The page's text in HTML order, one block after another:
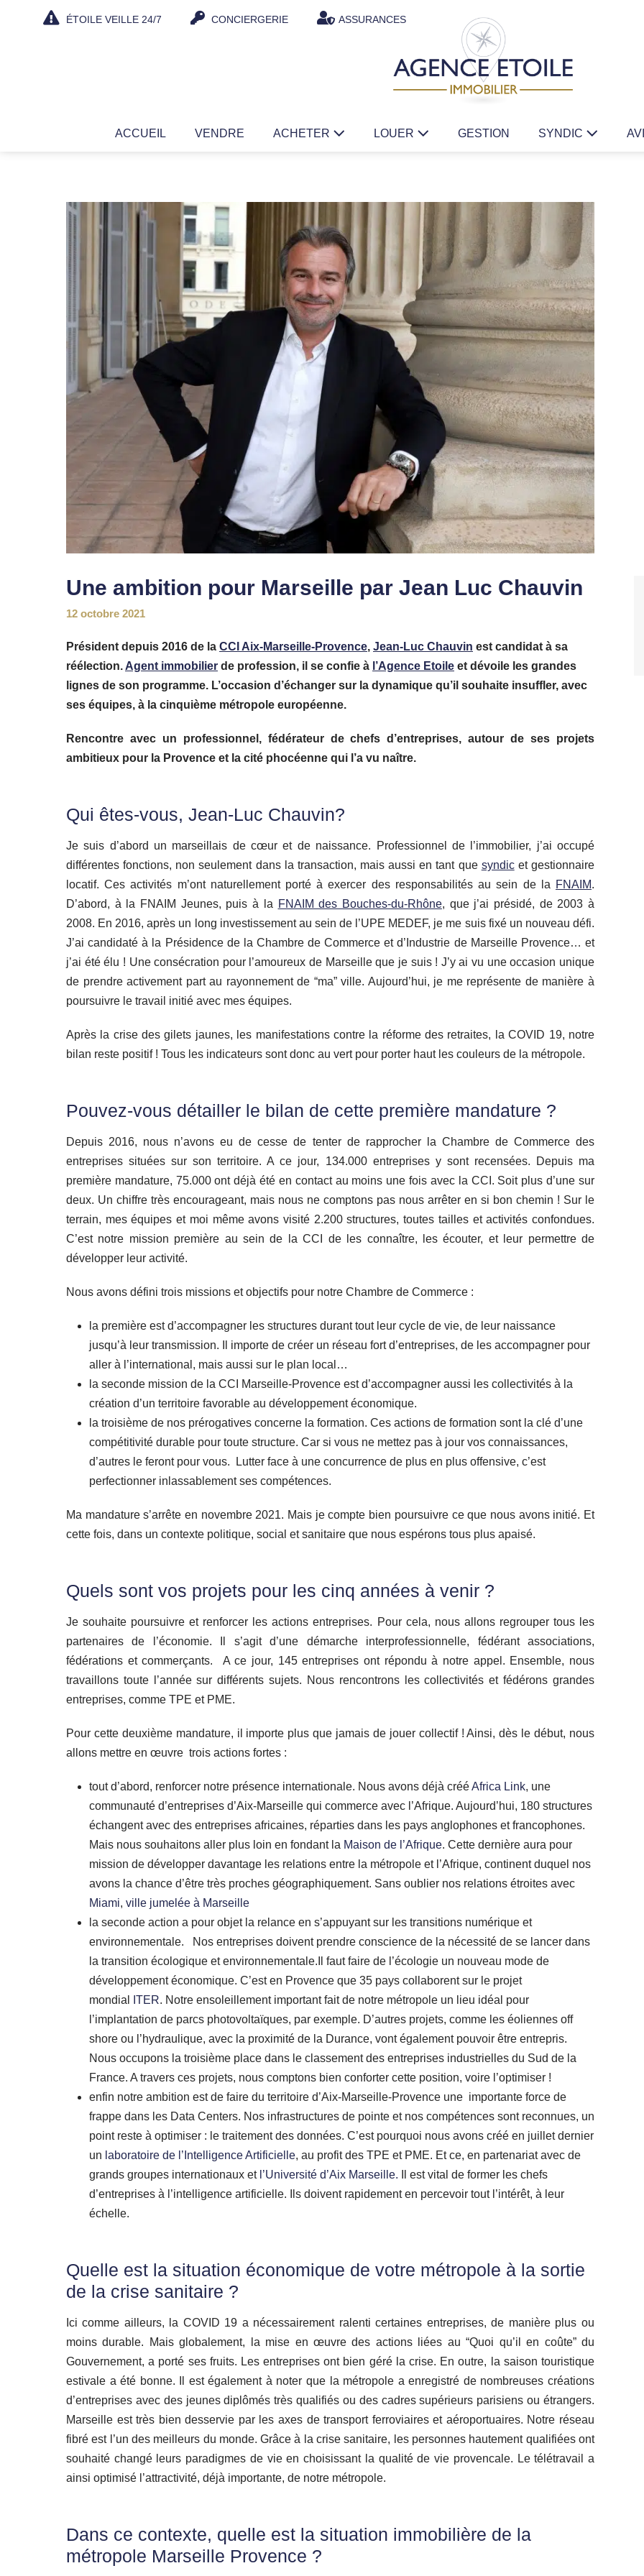
ÉTOILE VEILLE 24/7 CONCIERGERIE ASSURANCES
ACCUEIL VENDRE ACHETER LOUER GESTION SYNDIC
Une ambition pour Marseille par Jean Luc Chauvin
12 octobre 2021
Président depuis 2016 de la CCI Aix-Marseille-Provence, Jean-Luc Chauvin est candidat à sa
réélection. Agent immobilier de profession, il se confie à l’Agence Etoile et dévoile les grandes
lignes de son programme. L’occasion d’échanger sur la dynamique qu’il souhaite insuffler, avec
ses équipes, à la cinquième métropole européenne.
Rencontre avec un professionnel, fédérateur de chefs d’entreprises, autour de ses projets
ambitieux pour la Provence et la cité phocéenne qui l’a vu naître.
Qui êtes-vous, Jean-Luc Chauvin?
Je suis d’abord un marseillais de cœur et de naissance. Professionnel de l’immobilier, j’ai occupé
différentes fonctions, non seulement dans la transaction, mais aussi en tant que syndicet gestionnaire
locatif. Ces activités m’ont naturellement porté à exercer des responsabilités au sein de la FNAIM.
D’abord, à la FNAIM Jeunes, puis à la FNAIM des Bouches-du-Rhône, que j’ai présidé, de 2003 à
2008. En 2016, après un long investissement au sein de l’UPE MEDEF, je me suis fixé un nouveau défi.
J’ai candidaté à la Présidence de la Chambre de Commerce et d’Industrie de Marseille Provence… et
j’ai été élu ! Une consécration pour l’amoureux de Marseille que je suis ! J’y ai vu une occasion unique
de prendre activement part au rayonnement de “ma” ville. Aujourd’hui, je me représente de manière à
poursuivre le travail initié avec mes équipes.
Après la crise des gilets jaunes, les manifestations contre la réforme des retraites, la COVID 19, notre
bilan reste positif ! Tous les indicateurs sont donc au vert pour porter haut les couleurs de la métropole.
Pouvez-vous détailler le bilan de cette première mandature ?
Depuis 2016, nous n’avons eu de cesse de tenter de rapprocher la Chambre de Commerce des
entreprises situées sur son territoire. A ce jour, 134.000 entreprises y sont recensées. Depuis ma
première mandature, 75.000 ont déjà été en contact au moins une fois avec la CCI. Soit plus d’une sur
deux. Un chiffre très encourageant, mais nous ne comptons pas nous arrêter en si bon chemin ! Sur le
terrain, mes équipes et moi même avons visité 2.200 structures, toutes tailles et activités confondues.
C’est notre mission première au sein de la CCI de les connaître, les écouter, et leur permettre de
développer leur activité.
Nous avons défini trois missions et objectifs pour notre Chambre de Commerce :
la première est d’accompagner les structures durant tout leur cycle de vie, de leur naissance
jusqu’à leur transmission. Il importe de créer un réseau fort d’entreprises, de les accompagner pour
aller à l’international, mais aussi sur le plan local…
la seconde mission de la CCI Marseille-Provence est d’accompagner aussi les collectivités à la
création d’un territoire favorable au développement économique.
la troisième de nos prérogatives concerne la formation. Ces actions de formation sont la clé d’une
compétitivité durable pour toute structure. Car si vous ne mettez pas à jour vos connaissances,
d’autres le feront pour vous. Lutter face à une concurrence de plus en plus offensive, c’est
perfectionner inlassablement ses compétences.
Ma mandature s’arrête en novembre 2021. Mais je compte bien poursuivre ce que nous avons initié. Et
cette fois, dans un contexte politique, social et sanitaire que nous espérons tous plus apaisé.
Quels sont vos projets pour les cinq années à venir ?
Je souhaite poursuivre et renforcer les actions entreprises. Pour cela, nous allons regrouper tous les
partenaires de l’économie. Il s’agit d’une démarche interprofessionnelle, fédérant associations,
fédérations et commerçants. A ce jour, 145 entreprises ont répondu à notre appel. Ensemble, nous
travaillons toute l’année sur différents sujets. Nous rencontrons les collectivités et fédérons grandes
entreprises, comme TPE et PME.
Pour cette deuxième mandature, il importe plus que jamais de jouer collectif ! Ainsi, dès le début, nous
allons mettre en œuvre trois actions fortes :
tout d’abord, renforcer notre présence internationale. Nous avons déjà crééAfrica Link, une
communauté d’entreprises d’Aix-Marseille qui commerce avec l’Afrique. Aujourd’hui, 180 structures
échangent avec des entreprises africaines, réparties dans les pays anglophones et francophones.
Mais nous souhaitons aller plus loin en fondant la Maison de l’Afrique. Cette dernière aura pour
mission de développer davantage les relations entre la métropole et l’Afrique, continent duquel nos
avons la chance d’être très proches géographiquement. Sans oublier nos relations étroites avec
Miami, ville jumelée à Marseille
la seconde action a pour objet la relance en s’appuyant sur les transitions numérique et
environnementale. Nos entreprises doivent prendre conscience de la nécessité de se lancer dans
la transition écologique et environnementale.Il faut faire de l’écologie un nouveau mode de
développement économique. C’est en Provence que 35 pays collaborent sur le projet
mondial
ITER. Notre ensoleillement important fait de notre métropole un lieu idéal pour
l’implantation de parcs photovoltaïques, par exemple. D’autres projets, comme les éoliennes off
shore ou l’hydraulique, avec la proximité de la Durance, vont également pouvoir être entrepris.
Nous occupons la troisième place dans le classement des entreprises industrielles du Sud de la
France. A travers ces projets, nous comptons bien conforter cette position, voire l’optimiser !
enfin notre ambition est de faire du territoire d’Aix-Marseille-Provence une importante force de
frappe dans les Data Centers. Nos infrastructures de pointe et nos compétences sont reconnues, un
point reste à optimiser : le traitement des données. C’est pourquoi nous avons créé en juillet dernier
un laboratoire de l’Intelligence Artificielle, au profit des TPE et PME. Et ce, en partenariat avec de
grands groupes internationaux et l’Université d’Aix Marseille. Il est vital de former les chefs
d’entreprises à l’intelligence artificielle. Ils doivent rapidement en percevoir tout l’intérêt, à leur
échelle.
Quelle est la situation économique de votre métropole à la sortie
de la crise sanitaire ?
Ici comme ailleurs, la COVID 19 a nécessairement ralenti certaines entreprises, de manière plus ou
moins durable. Mais globalement, la mise en œuvre des actions liées au “Quoi qu’il en coûte” du
Gouvernement, a porté ses fruits. Les entreprises ont bien géré la crise. En outre, la saison touristique
estivale a été bonne. Il est également à noter que la métropole a enregistré de nombreuses créations
d’entreprises avec des jeunes diplômés très qualifiés ou des cadres supérieurs parisiens ou étrangers.
Marseille est très bien desservie par les axes de transport ferroviaires et aéroportuaires. Notre réseau
fibré est l’un des meilleurs du monde. Grâce à la crise sanitaire, les personnes hautement qualifiées ont
souhaité changé leurs paradigmes de vie en choisissant la qualité de vie provencale. Le télétravail a
ainsi optimisé l’attractivité, déjà importante, de notre métropole.
Dans ce contexte, quelle est la situation immobilière de la
métropole Marseille Provence ?